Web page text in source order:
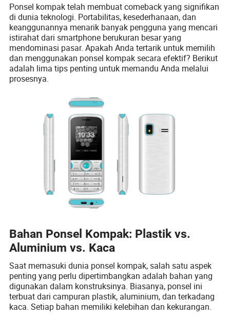
Ponsel kompak telah membuat comeback yang signifikan
di dunia teknologi. Portabilitas, kesederhanaan, dan
keanggunannya menarik banyak pengguna yang mencari
istirahat dari smartphone berukuran besar yang
mendominasi pasar. Apakah Anda tertarik untuk memilih
dan menggunakan ponsel kompak secara efektif? Berikut
adalah lima tips penting untuk memandu Anda melalui
prosesnya.
Bahan Ponsel Kompak: Plastik vs.
Aluminium vs. Kaca
Saat memasuki dunia ponsel kompak, salah satu aspek
penting yang perlu dipertimbangkan adalah bahan yang
digunakan dalam konstruksinya. Biasanya, ponsel ini
terbuat dari campuran plastik, aluminium, dan terkadang
kaca. Setiap bahan memiliki kelebihan dan kekurangan.